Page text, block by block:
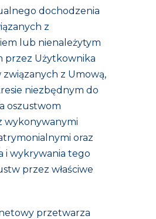
dochodzenia
z
lub nienależytym
przez Użytkownika
z Umową,
niezbędnym do
oszustwom
wykonywanymi
oraz
i wykrywania tego
przez właściwe
przetwarza